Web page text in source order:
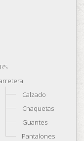
Calzado
Chaquetas
Guantes
Pantalones